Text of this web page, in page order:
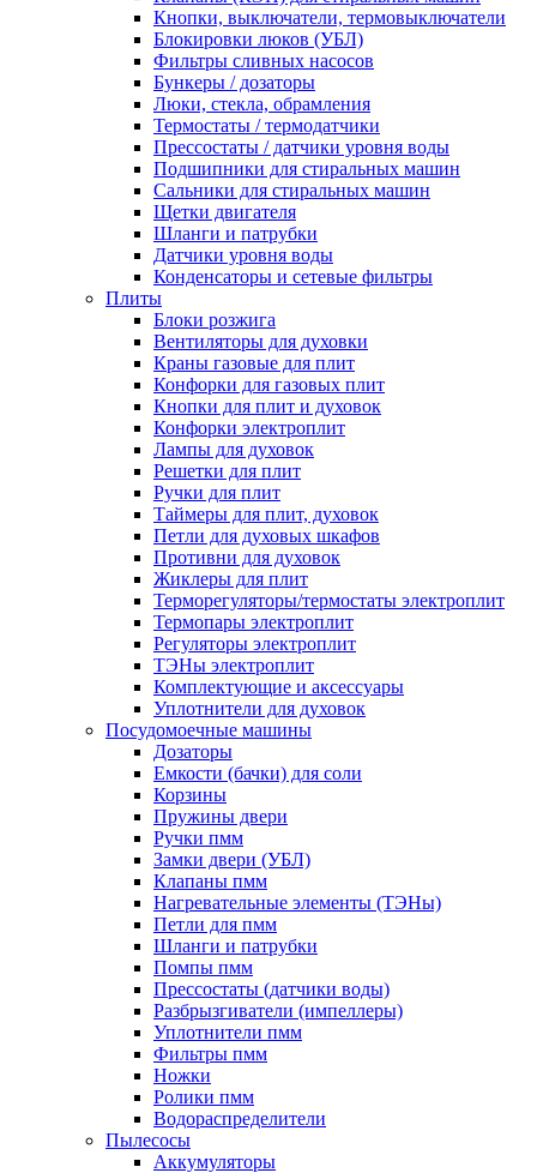
Кнопки, выключатели, термовыключатели
Блокировки люков (УБЛ)
Фильтры сливных насосов
Бункеры / дозаторы
Люки, стекла, обрамления
Термостаты / термодатчики
Прессостаты / датчики уровня воды
Подшипники для стиральных машин
Сальники для стиральных машин
Щетки двигателя
Шланги и патрубки
Датчики уровня воды
Конденсаторы и сетевые фильтры
Плиты
Блоки розжига
Вентиляторы для духовки
Краны газовые для плит
Конфорки для газовых плит
Кнопки для плит и духовок
Конфорки электроплит
Лампы для духовок
Решетки для плит
Ручки для плит
Таймеры для плит, духовок
Петли для духовых шкафов
Противни для духовок
Жиклеры для плит
Терморегуляторы/термостаты электроплит
Термопары электроплит
Регуляторы электроплит
ТЭНы электроплит
Комплектующие и аксессуары
Уплотнители для духовок
Посудомоечные машины
Дозаторы
Емкости (бачки) для соли
Корзины
Пружины двери
Ручки пмм
Замки двери (УБЛ)
Клапаны пмм
Нагревательные элементы (ТЭНы)
Петли для пмм
Шланги и патрубки
Помпы пмм
Прессостаты (датчики воды)
Разбрызгиватели (импеллеры)
Уплотнители пмм
Фильтры пмм
Ножки
Ролики пмм
Водораспределители
Пылесосы
Аккумуляторы